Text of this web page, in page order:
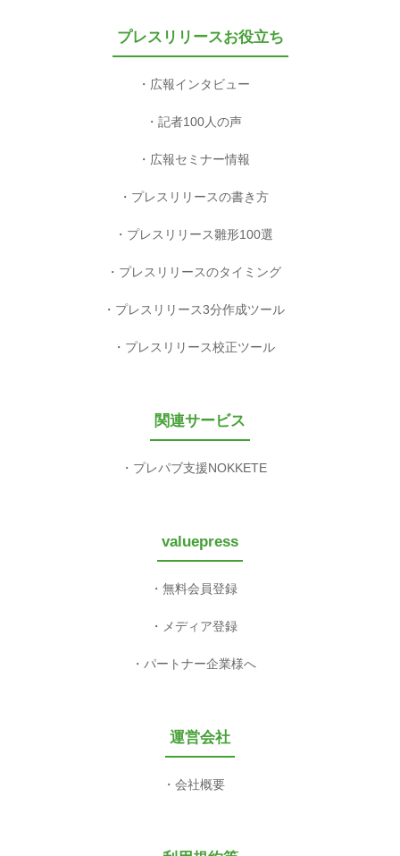
プレスリリースお役立ち
広報インタビュー
記者100人の声
広報セミナー情報
プレスリリースの書き方
プレスリリース雛形100選
プレスリリースのタイミング
プレスリリース3分作成ツール
プレスリリース校正ツール
関連サービス
プレパブ支援NOKKETE
valuepress
無料会員登録
メディア登録
パートナー企業様へ
運営会社
会社概要